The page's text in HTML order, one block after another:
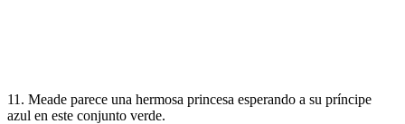
11. Meade parece una hermosa princesa esperando a su príncipe
azul en este conjunto verde.